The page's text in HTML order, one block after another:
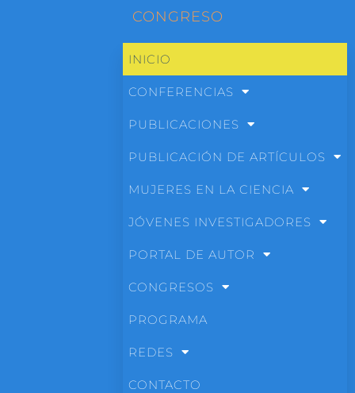
CONGRESO
INICIO
CONFERENCIAS
PUBLICACIONES
PUBLICACIÓN DE ARTÍCULOS
MUJERES EN LA CIENCIA
JÓVENES INVESTIGADORES
PORTAL DE AUTOR
CONGRESOS
PROGRAMA
REDES
CONTACTO